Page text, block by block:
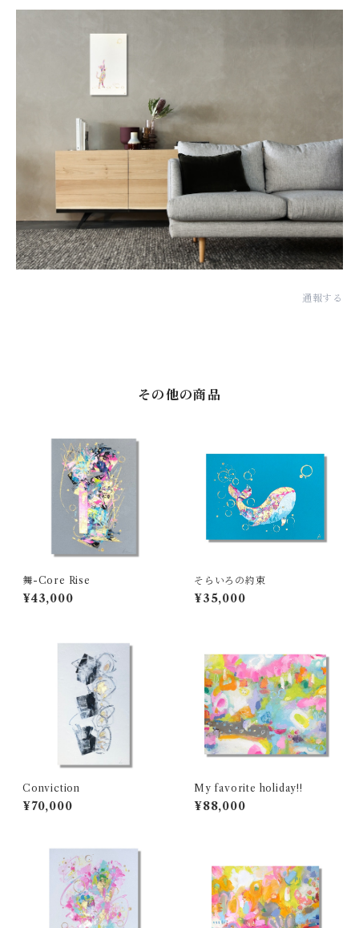
通報する
その他の商品
舞-Core Rise
¥43,000
そらいろの約束
¥35,000
Conviction
¥70,000
My favorite holiday!!
¥88,000